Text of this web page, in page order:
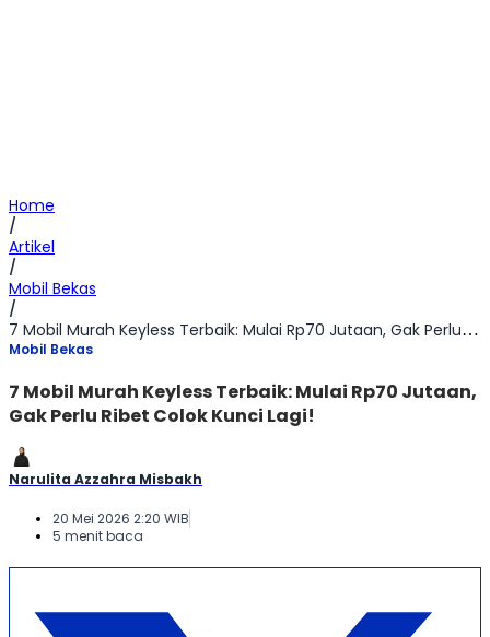
Home
/
Artikel
/
Mobil Bekas
/
7 Mobil Murah Keyless Terbaik: Mulai Rp70 Jutaan, Gak Perlu Ribet Colok Kunci Lagi!
Mobil Bekas
7 Mobil Murah Keyless Terbaik: Mulai Rp70 Jutaan,
Gak Perlu Ribet Colok Kunci Lagi!
Narulita Azzahra Misbakh
20 Mei 2026 2:20 WIB
5 menit baca